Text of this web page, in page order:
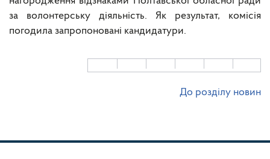
за волонтерську діяльність. Як результат, комісія
погодила запропоновані кандидатури.
До розділу новин